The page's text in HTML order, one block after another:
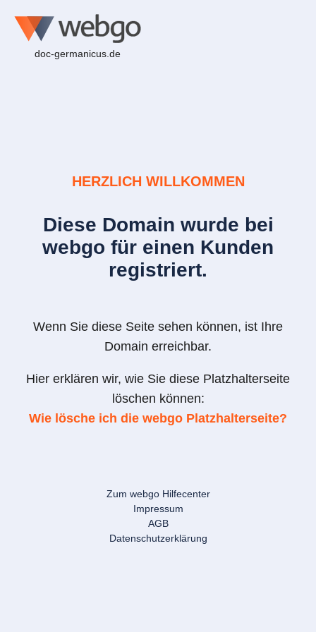
doc-germanicus.de
HERZLICH WILLKOMMEN
Diese Domain wurde bei
webgo für einen Kunden
registriert.
Wenn Sie diese Seite sehen können, ist Ihre
Domain erreichbar.
Hier erklären wir, wie Sie diese Platzhalterseite
löschen können:
Wie lösche ich die webgo Platzhalterseite?
Zum webgo Hilfecenter
Impressum
AGB
Datenschutzerklärung